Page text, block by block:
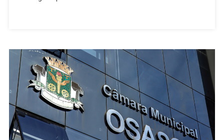
Osasco
Retorna
Ao
Legislativo